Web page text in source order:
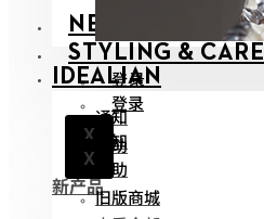
NEOR
STYLING & CARE
登录
X
通知
帮助
新产品
IDEALIAN
登录
X
通知
帮助
旧版商城